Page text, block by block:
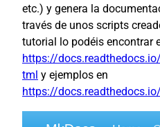
etc.) y genera la
través de unos scripts
tutorial lo podéis encontrar
https://
tml y ejemplos en
https://